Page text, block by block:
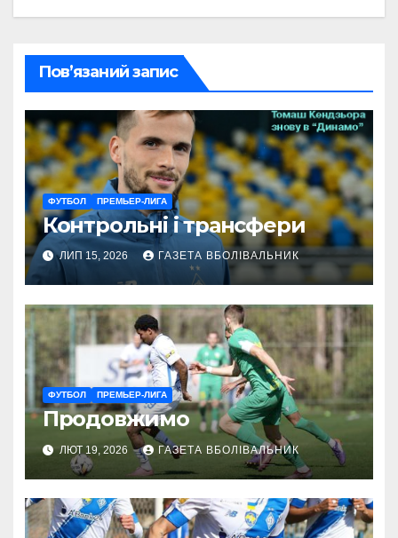
Пов’язаний запис
ФУТБОЛ ПРЕМЬЕР-ЛИГА
Контрольні і трансфери
ЛИП 15, 2026 ГАЗЕТА ВБОЛІВАЛЬНИК
ФУТБОЛ ПРЕМЬЕР-ЛИГА
Продовжимо
ЛЮТ 19, 2026 ГАЗЕТА ВБОЛІВАЛЬНИК